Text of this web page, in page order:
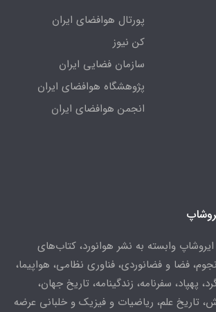
پورتال هوافضای ایران
کن نیوز
سازمان فضایی ایران
پژوهشگاه هوافضای ایران
انجمن هوافضای ایران
ایروشاپ وابسته به نشر هوانورد، کتاب‌های
فضا و فضانوردی، فناوری نظامی، هواپیما،
پهپاد، سفرنامه، زندگینامه، تاریخ جهان،
تاریخ علم، ریاضیات و فیزیک و خلبانی عرضه